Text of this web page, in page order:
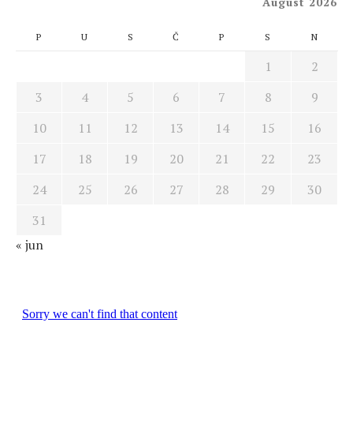
P U S Č P S N
1
2
3
4 5 6 7 8
9
10
11 12 13 14 15
16
17
18 19 20 21 22
23
24
25 26 27 28 29
30
31
« jun